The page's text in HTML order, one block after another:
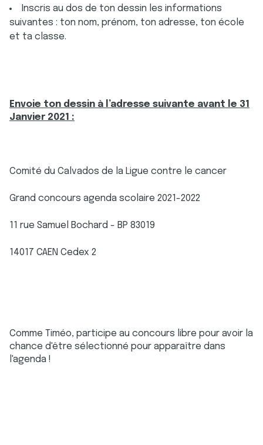
Inscris au dos de ton dessin les informations
suivantes : ton nom, prénom, ton adresse, ton école
et ta classe.
Envoie ton dessin à l’adresse suivante avant le 31
Janvier 2021 :
Comité du Calvados de la Ligue contre le cancer
Grand concours agenda scolaire 2021-2022
11 rue Samuel Bochard - BP 83019
14017 CAEN Cedex 2
Comme Timéo, participe au concours libre pour avoir la
chance d'être sélectionné pour apparaître dans
l'agenda !